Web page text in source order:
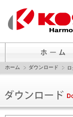
ホーム ダウンロード ロ